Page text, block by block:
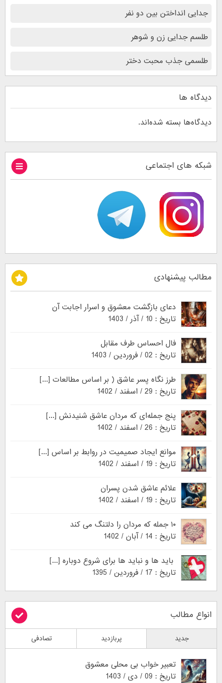
جدایی انداختن بین دو نفر
طلسم جدایی زن و شوهر
طلسمی جذب محبت دختر
دیدگاه ها
دیدگاه‌ها بسته شده‌اند.
شبکه های اجتماعی
مطالب پیشنهادی
دعای بازگشت معشوق و اسرار اجابت آن
تاریخ : 10 / آذر / 1403
فال احساس طرف مقابل
تاریخ : 02 / فروردین / 1403
طرز نگاه پسر عاشق ( بر اساس مطالعات [...]
تاریخ : 29 / اسفند / 1402
پنج جمله‌ای که مردان عاشق شنیدنش [...]
تاریخ : 26 / اسفند / 1402
موانع ایجاد صمیمیت در روابط بر اساس [...]
تاریخ : 19 / اسفند / 1402
علائم عاشق شدن پسران
تاریخ : 19 / اسفند / 1402
۱۰ جمله که مردان را دلتنگ می کند
تاریخ : 14 / آبان / 1402
باید ها و نباید ها برای شروع دوباره [...]
تاریخ : 17 / فروردین / 1395
انواع مطالب
جدید پربازدید تصادفی
تعبیر خواب بی محلی معشوق
تاریخ : 09 / دی / 1403